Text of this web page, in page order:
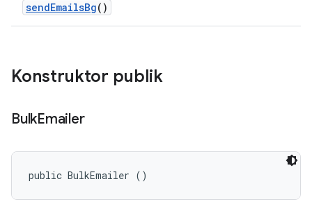
sendEmailsBg()
Konstruktor publik
BulkEmailer
public BulkEmailer ()